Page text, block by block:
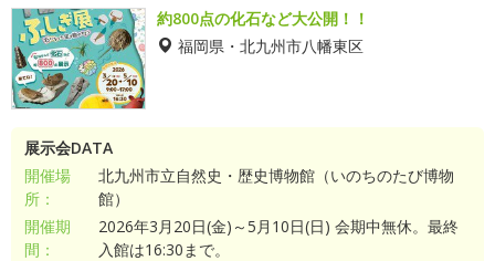
約800点の化石など大公開！！
福岡県・北九州市八幡東区
展示会DATA
開催場
所：
北九州市立自然史・歴史博物館（いのちのたび博物
館）
開催期
間：
2026年3月20日(金)～5月10日(日) 会期中無休。最終
入館は16:30まで。